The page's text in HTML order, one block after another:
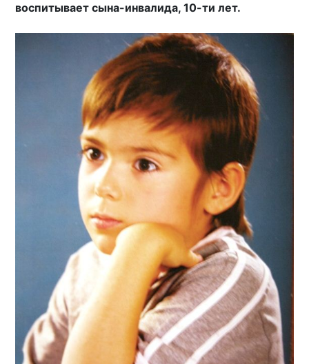
воспитывает сына-инвалида, 10-ти лет.